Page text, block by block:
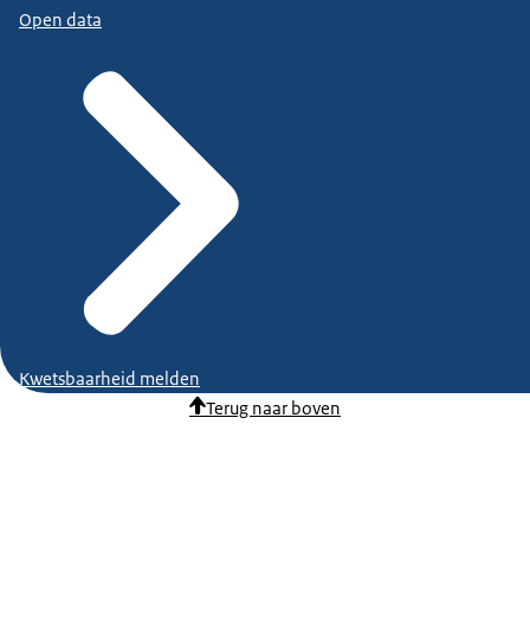
Open data
Kwetsbaarheid melden
Terug naar boven